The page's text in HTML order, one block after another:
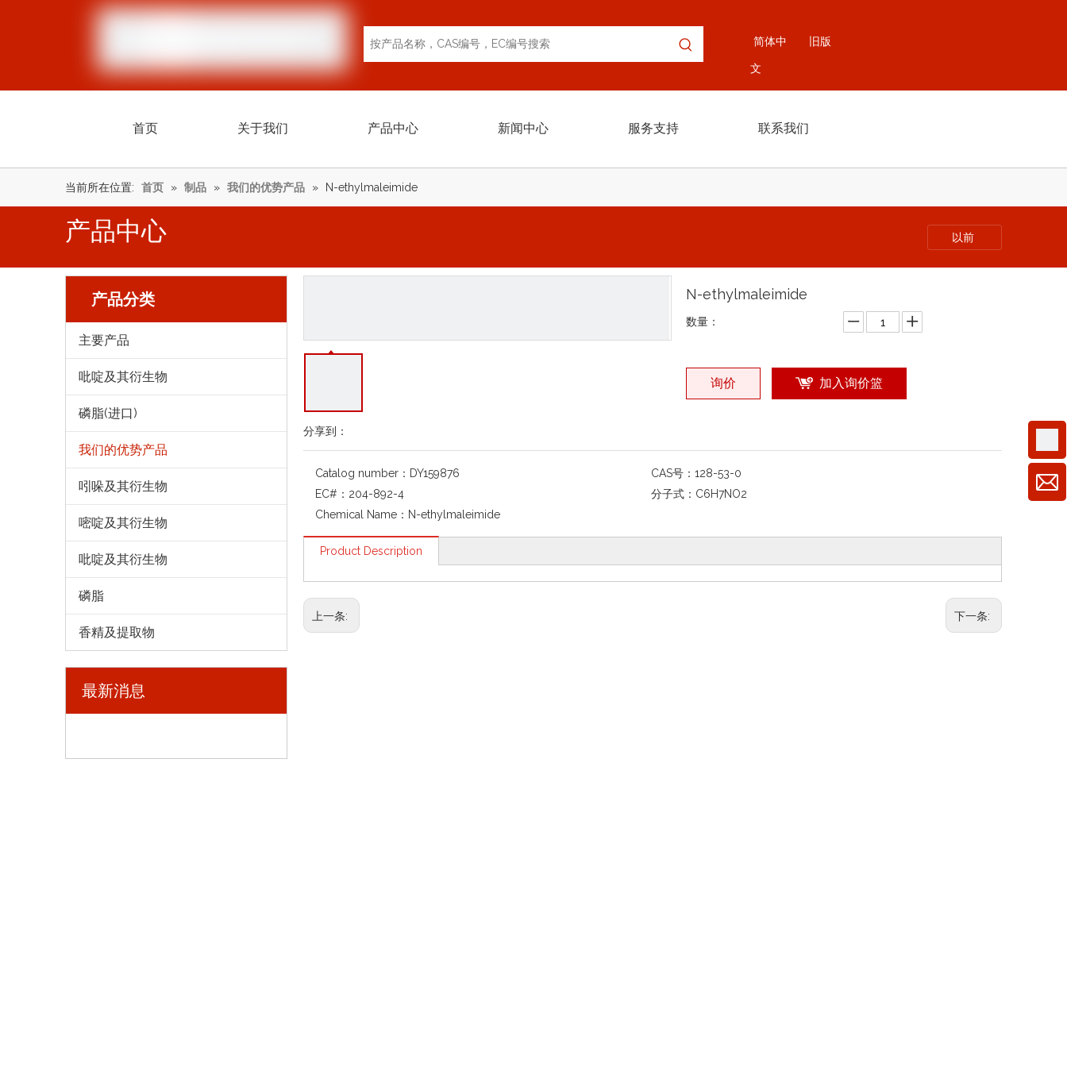
简体中
文
旧版
首页 关于我们 产品中心 新闻中心 服务支持 联系我们
当前所在位置: 首页 » 制品 » 我们的优势产品 » N-ethylmaleimide
产品中心 以前
产品分类
主要产品
吡啶及其衍生物
磷脂(进口)
我们的优势产品
吲哚及其衍生物
嘧啶及其衍生物
吡啶及其衍生物
磷脂
香精及提取物
最新消息
分享到：
N-ethylmaleimide
数量：
询价 加入询价篮
Catalog number： DY159876 CAS号：128-53-0
EC#： 204-892-4 分子式： C6H7NO2
Chemical Name： N-ethylmaleimide
Product Description
上一条: 下一条: